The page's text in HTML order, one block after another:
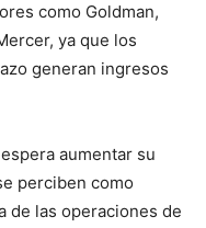
como Goldman,
ya que los
generan ingresos
aumentar su
perciben como
de las operaciones de